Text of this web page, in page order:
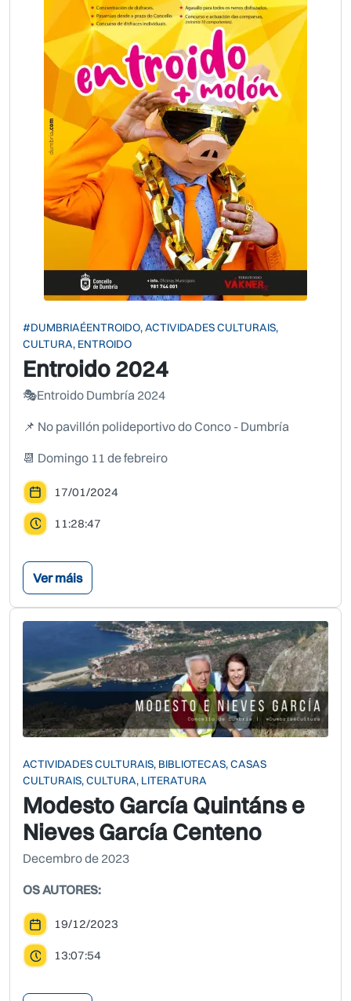
#DUMBRIAÉENTROIDO, ACTIVIDADES CULTURAIS,
CULTURA, ENTROIDO
Entroido 2024
🎭Entroido Dumbría 2024
📌 No pavillón polideportivo do Conco - Dumbría
📆 Domingo 11 de febreiro
17/01/2024
11:28:47
Ver máis
ACTIVIDADES CULTURAIS, BIBLIOTECAS, CASAS
CULTURAIS, CULTURA, LITERATURA
Modesto García Quintáns e
Nieves García Centeno
Decembro de 2023
OS AUTORES:
19/12/2023
13:07:54